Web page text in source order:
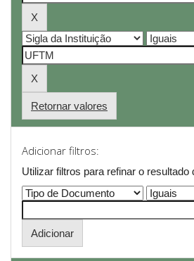
Retornar valores
Adicionar filtros:
Utilizar filtros para refinar o resultado